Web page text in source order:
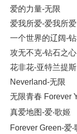
爱的力量-无限
爱我所爱-爱我所爱
一个世界的辽阔-
攻无不克-钻石之心
花非花-亚特兰提斯
Neverland-无限
无限青春 Forever
真爱地图-爱‧歌姬
Forever Green-爱‧